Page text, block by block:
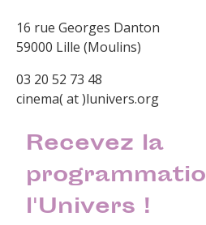
16 rue Georges Danton
59000 Lille (Moulins)
03 20 52 73 48
cinema( at )lunivers.org
Recevez la
l'Univers !